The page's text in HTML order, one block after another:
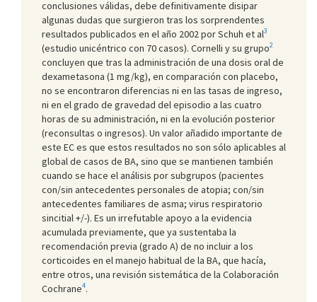
conclusiones válidas, debe definitivamente disipar
algunas dudas que surgieron tras los sorprendentes
resultados publicados en el año 2002 por Schuh et al3
(estudio unicéntrico con 70 casos). Cornelli y su grupo2
concluyen que tras la administración de una dosis oral de
dexametasona (1 mg/kg), en comparación con placebo,
no se encontraron diferencias ni en las tasas de ingreso,
ni en el grado de gravedad del episodio a las cuatro
horas de su administración, ni en la evolución posterior
(reconsultas o ingresos). Un valor añadido importante de
este EC es que estos resultados no son sólo aplicables al
global de casos de BA, sino que se mantienen también
cuando se hace el análisis por subgrupos (pacientes
con/sin antecedentes personales de atopia; con/sin
antecedentes familiares de asma; virus respiratorio
sincitial +/-). Es un irrefutable apoyo a la evidencia
acumulada previamente, que ya sustentaba la
recomendación previa (grado A) de no incluir a los
corticoides en el manejo habitual de la BA, que hacía,
entre otros, una revisión sistemática de la Colaboración
Cochrane4.